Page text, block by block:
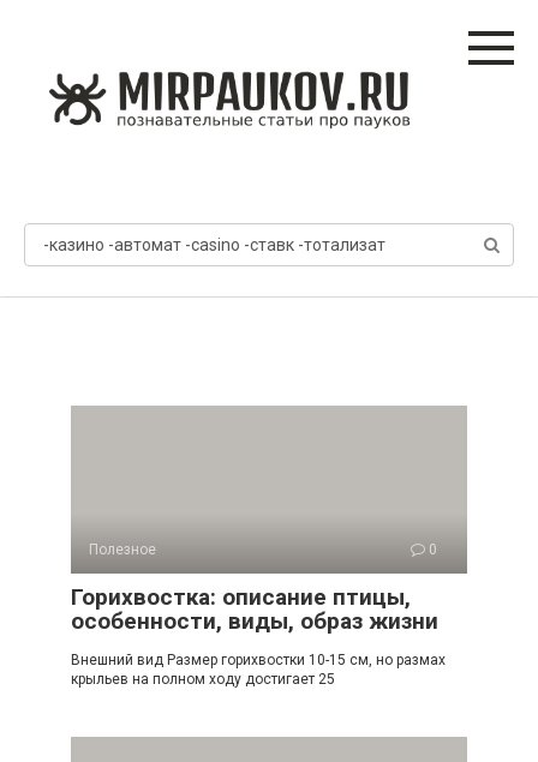
Полезное 0
Горихвостка: описание птицы,
особенности, виды, образ жизни
Внешний вид Размер горихвостки 10-15 см, но размах
крыльев на полном ходу достигает 25